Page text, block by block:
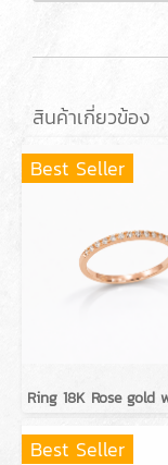
สินค้าเกี่ยวข้อง
Best Seller
Best Seller